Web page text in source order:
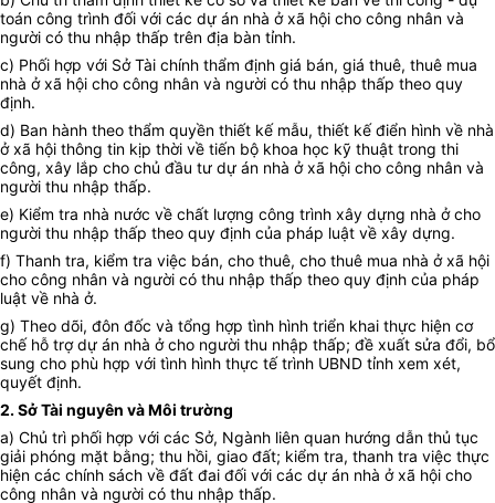
toán công trình đối với các dự án nhà ở xã hội cho công nhân và
người có thu nhập thấp trên địa bàn tỉnh.
c) Phối hợp với Sở Tài chính thẩm định giá bán, giá thuê, thuê mua
nhà ở xã hội cho công nhân và người có thu nhập thấp theo quy
định.
d) Ban hành theo thẩm quyền thiết kế mẫu, thiết kế điển hình về nhà
ở xã hội thông tin kịp thời về tiến bộ khoa học kỹ thuật trong thi
công, xây lắp cho chủ đầu tư dự án nhà ở xã hội cho công nhân và
người thu nhập thấp.
e) Kiểm tra nhà nước về chất lượng công trình xây dựng nhà ở cho
người thu nhập thấp theo quy định của pháp luật về xây dựng.
f) Thanh tra, kiểm tra việc bán, cho thuê, cho thuê mua nhà ở xã hội
cho công nhân và người có thu nhập thấp theo quy định của pháp
luật về nhà ở.
g) Theo dõi, đôn đốc và tổng hợp tình hình triển khai thực hiện cơ
chế hỗ trợ dự án nhà ở cho người thu nhập thấp; đề xuất sửa đổi, bổ
sung cho phù hợp với tình hình thực tế trình UBND tỉnh xem xét,
quyết định.
2. Sở Tài nguyên và Môi trường
a) Chủ trì phối hợp với các Sở, Ngành liên quan hướng dẫn thủ tục
giải phóng mặt bằng; thu hồi, giao đất; kiểm tra, thanh tra việc thực
hiện các chính sách về đất đai đối với các dự án nhà ở xã hội cho
công nhân và người có thu nhập thấp.